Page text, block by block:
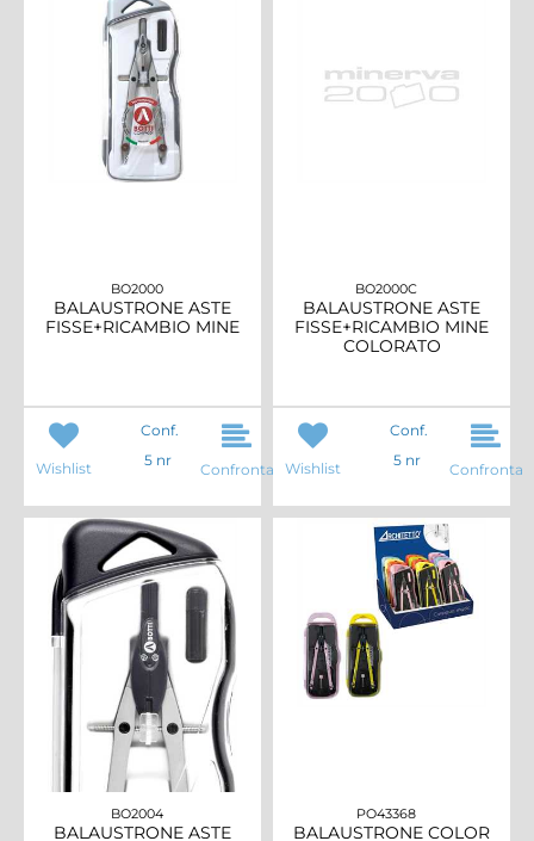
BO2000
BALAUSTRONE ASTE
FISSE+RICAMBIO MINE
Wishlist
Conf.
5 nr
Confronta
BO2000C
BALAUSTRONE ASTE
FISSE+RICAMBIO MINE
COLORATO
Wishlist
Conf.
5 nr
Confronta
BO2004
BALAUSTRONE ASTE
PO43368
BALAUSTRONE COLOR